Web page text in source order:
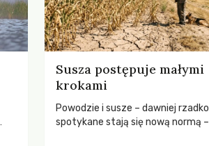
Susza postępuje małymi
krokami
Powodzie i susze – dawniej rzadko
spotykane stają się nową normą –